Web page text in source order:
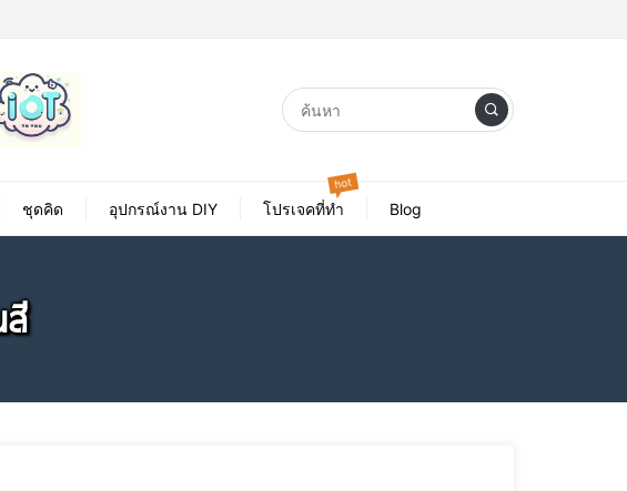
ชุดคิด อุปกรณ์งาน DIY โปรเจคที่ทำ
hot
Blog